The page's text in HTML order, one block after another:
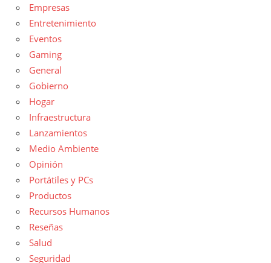
Empresas
Entretenimiento
Eventos
Gaming
General
Gobierno
Hogar
Infraestructura
Lanzamientos
Medio Ambiente
Opinión
Portátiles y PCs
Productos
Recursos Humanos
Reseñas
Salud
Seguridad